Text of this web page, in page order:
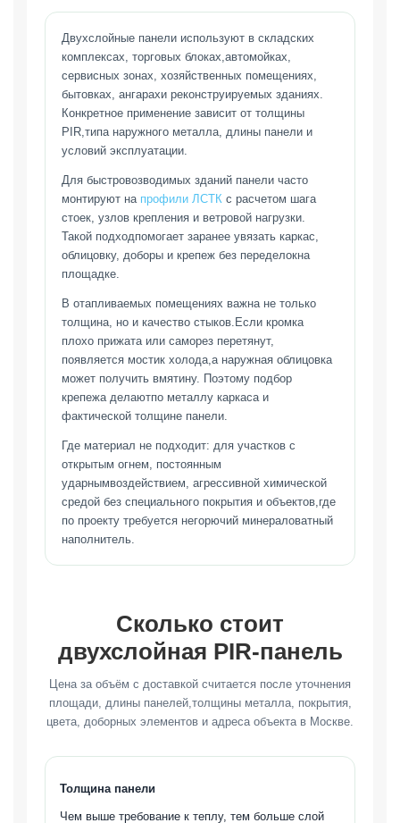
Двухслойные панели используют в складских
комплексах, торговых блоках,автомойках,
сервисных зонах, хозяйственных помещениях,
бытовках, ангарахи реконструируемых зданиях.
Конкретное применение зависит от толщины
PIR,типа наружного металла, длины панели и
условий эксплуатации.
Для быстровозводимых зданий панели часто
монтируют на профили ЛСТК с расчетом шага
стоек, узлов крепления и ветровой нагрузки.
Такой подходпомогает заранее увязать каркас,
облицовку, доборы и крепеж без переделокна
площадке.
В отапливаемых помещениях важна не только
толщина, но и качество стыков.Если кромка
плохо прижата или саморез перетянут,
появляется мостик холода,а наружная облицовка
может получить вмятину. Поэтому подбор
крепежа делаютпо металлу каркаса и
фактической толщине панели.
Где материал не подходит: для участков с
открытым огнем, постоянным
ударнымвоздействием, агрессивной химической
средой без специального покрытия и объектов,где
по проекту требуется негорючий минераловатный
наполнитель.
Сколько стоит
двухслойная PIR-панель
Цена за объём с доставкой считается после уточнения
площади, длины панелей,толщины металла, покрытия,
цвета, доборных элементов и адреса объекта в Москве.
Толщина панели
Чем выше требование к теплу, тем больше слой